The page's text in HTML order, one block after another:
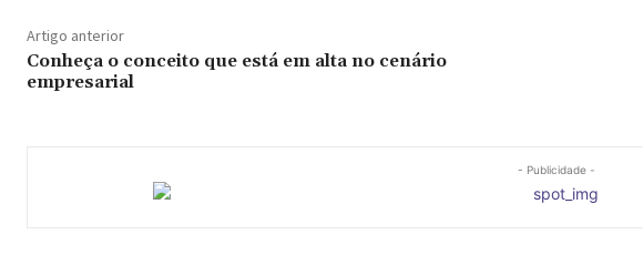
Artigo anterior
Conheça o conceito que está em alta no cenário
empresarial
- Publicidade -